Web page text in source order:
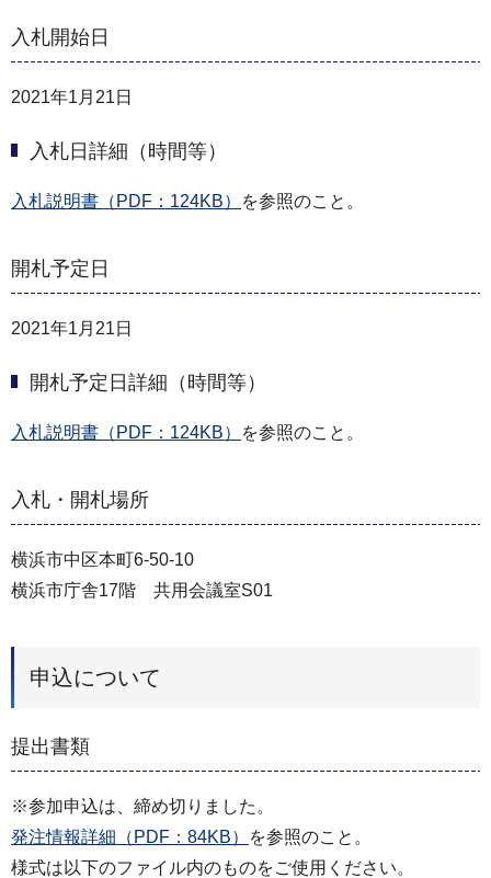
入札開始日
2021年1月21日
入札日詳細（時間等）
入札説明書（PDF：124KB） を参照のこと。
開札予定日
2021年1月21日
開札予定日詳細（時間等）
入札説明書（PDF：124KB） を参照のこと。
入札・開札場所
横浜市中区本町6-50-10
横浜市庁舎17階 共用会議室S01
申込について
提出書類
※参加申込は、締め切りました。
発注情報詳細（PDF：84KB）
を参照のこと。
様式は以下のファイル内のものをご使用ください。